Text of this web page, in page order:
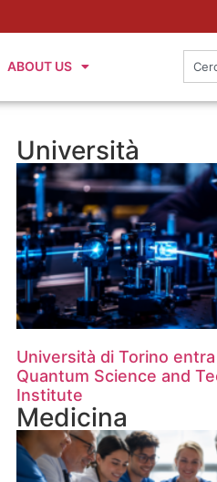
ABOUT US
Università
Università di Torino
Quantum Science and
Institute
Medicina